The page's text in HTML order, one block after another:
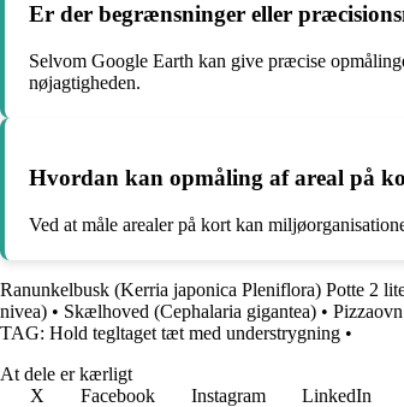
Er der begrænsninger eller
Selvom Google Earth kan give præcise
nøjagtigheden.
Hvordan kan opmåling af areal på
Ved at måle arealer på kort kan
Ranunkelbusk (Kerria japonica Pleniflora) Potte 2
nivea) • Skælhoved (Cephalaria gigantea) •
TAG: Hold tegltaget tæt med understrygning •
At dele er kærligt
X
Facebook Instagram LinkedIn